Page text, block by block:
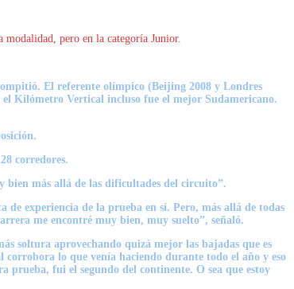
pero en la categoría Junior.
El referente olímpico (Beijing 2008 y Londres
el Kilómetro Vertical incluso fue el mejor Sudamericano.
corredores.
bien más allá de las dificultades del circuito”.
de experiencia de la prueba en sí. Pero, más allá de todas
me encontré muy bien, muy suelto”, señaló.
soltura aprovechando quizá mejor las bajadas que es
lo que venía haciendo durante todo el año y eso
prueba, fui el segundo del continente. O sea que estoy